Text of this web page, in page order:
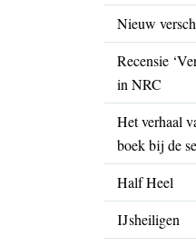
Nieuw
Recensie
in NRC
Het verhaal
boek bij de
Half Heel
IJsheiligen